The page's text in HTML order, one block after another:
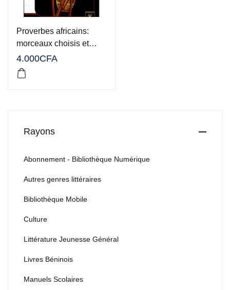
Proverbes africains:
morceaux choisis et
commentés
4.000CFA
Rayons
Abonnement - Bibliothèque Numérique
Autres genres littéraires
Bibliothèque Mobile
Culture
Littérature Jeunesse Général
Livres Béninois
Manuels Scolaires